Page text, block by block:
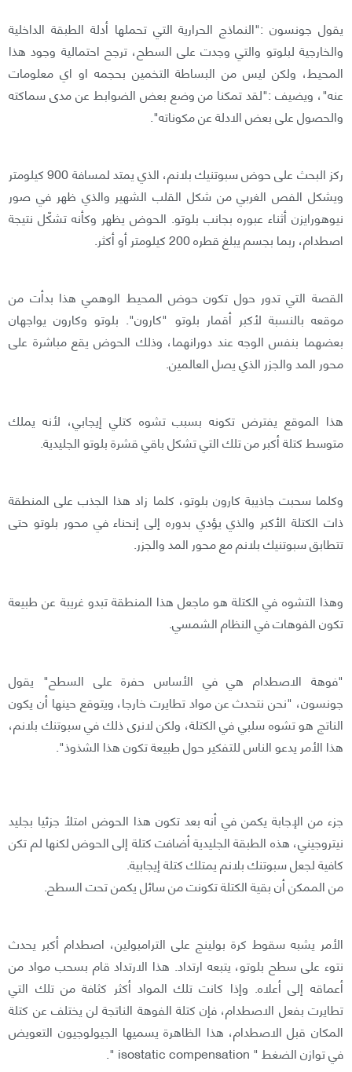
يقول جونسون :"النماذج الحرارية التي تحملها أدلة الطبقة الداخلية
والخارجية لبلوتو والتي وجدت على السطح، ترجح احتمالية وجود هذا
المحيط، ولكن ليس من البساطة التخمين بحجمه او اي معلومات
عنه"، ويضيف :"لقد تمكنا من وضع بعض الضوابط عن مدى سماكته
والحصول على بعض الادلة عن مكوناته".
ركز البحث على حوض سبوتنيك بلانم، الذي يمتد لمسافة 900 كيلومتر
ويشكل الفص الغربي من شكل القلب الشهير والذي ظهر في صور
نيوهورايزن أثناء عبوره بجانب بلوتو. الحوض يظهر وكأنه تشكّل نتيجة
اصطدام، ربما بجسم يبلغ قطره 200 كيلومتر أو أكثر.
القصة التي تدور حول تكون حوض المحيط الوهمي هذا بدأت من
موقعه بالنسبة لأكبر أقمار بلوتو "كارون". بلوتو وكارون يواجهان
بعضهما بنفس الوجه عند دورانهما، وذلك الحوض يقع مباشرة على
محور المد والجزر الذي يصل العالمين.
هذا الموقع يفترض تكونه بسبب تشوه كتلي إيجابي، لأنه يملك
متوسط كتلة أكبر من تلك التي تشكل باقي قشرة بلوتو الجليدية.
وكلما سحبت جاذيبة كارون بلوتو، كلما زاد هذا الجذب على المنطقة
ذات الكتلة الأكبر والذي يؤدي بدوره إلى إنحناء في محور بلوتو حتى
تتطابق سبوتنيك بلانم مع محور المد والجزر.
وهذا التشوه في الكتلة هو ماجعل هذا المنطقة تبدو غريبة عن طبيعة
تكون الفوهات في النظام الشمسي.
"فوهة الاصطدام هي في الأساس حفرة على السطح" يقول
جونسون، "نحن نتحدث عن مواد تطايرت خارجا، ويتوقع حينها أن يكون
الناتج هو تشوه سلبي في الكتلة، ولكن لانرى ذلك في سبوتنك بلانم،
هذا الأمر يدعو الناس للتفكير حول طبيعة تكون هذا الشذوذ".
جزء من الإجابة يكمن في أنه بعد تكون هذا الحوض امتلأ جزئيا بجليد
نيتروجيني، هذه الطبقة الجليدية أضافت كتلة إلى الحوض لكنها لم تكن
كافية لجعل سبوتنك بلانم يمتلك كتلة إيجابية.
من الممكن أن بقية الكتلة تكونت من سائل يكمن تحت السطح.
الأمر يشبه سقوط كرة بولينج على الترامبولين، اصطدام أكبر يحدث
نتوء على سطح بلوتو، يتبعه ارتداد. هذا الارتداد قام بسحب مواد من
أعماقه إلى أعلاه. وإذا كانت تلك المواد أكثر كثافة من تلك التي
تطايرت بفعل الاصطدام، فإن كتلة الفوهة الناتجة لن يختلف عن كتلة
المكان قبل الاصطدام، هذا الظاهرة يسميها الجيولوجيون التعويض
في توازن الضغط " isostatic compensation ".